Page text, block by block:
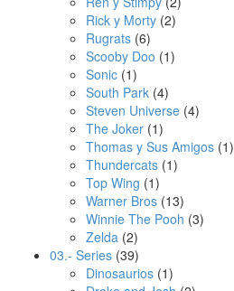
Rick y Morty (2)
Rugrats (6)
Scooby Doo (1)
Sonic (1)
South Park (4)
Steven Universe (4)
The Joker (1)
Thomas y Sus Amigos (1)
Thundercats (1)
Top Wing (1)
Warner Bros (13)
Winnie The Pooh (3)
Zelda (2)
03.- Series (39)
Dinosaurios (1)